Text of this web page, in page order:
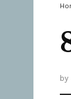
by